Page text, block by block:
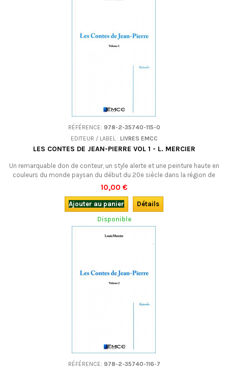
RÉFÉRENCE: 978-2-35740-115-0
EDITEUR / LABEL : LIVRES EMCC
LES CONTES DE JEAN-PIERRE VOL 1 - L. MERCIER
Un remarquable don de conteur, un style alerte et une peinture haute en
couleurs du monde paysan du début du 20e siècle dans la région de
Roanne.Bilingue francoprovençal-français.
10,00 €
Ajouter au panier
Détails
Disponible
RÉFÉRENCE: 978-2-35740-116-7